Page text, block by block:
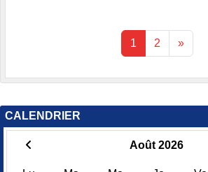
1 2 »
CALENDRIER
Août 2026